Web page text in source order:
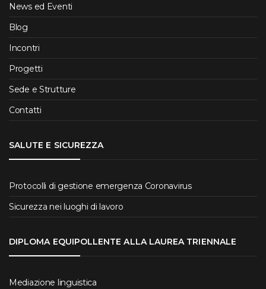
News ed Eventi
Blog
Incontri
Progetti
Sede e Strutture
Contatti
SALUTE E SICUREZZA
Protocolli di gestione emergenza Coronavirus
Sicurezza nei luoghi di lavoro
DIPLOMA EQUIPOLLENTE ALLA LAUREA TRIENNALE
Mediazione linguistica